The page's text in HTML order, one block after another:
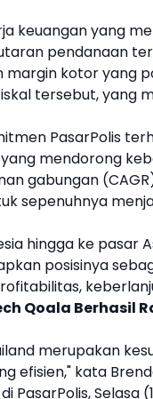
keuangan yang
pendanaan
kotor yang
tersebut, yang
PasarPolis
mendorong
gabungan
sepenuhnya
hingga ke pasar
posisinya
Qoala Berhasil
merupakan
efisien," kata
PasarPolis, Selasa